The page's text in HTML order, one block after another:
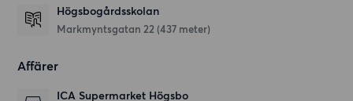
Högsbogårdsskolan
Markmyntsgatan 22 (437 meter)
Affärer
ICA Supermarket Högsbo